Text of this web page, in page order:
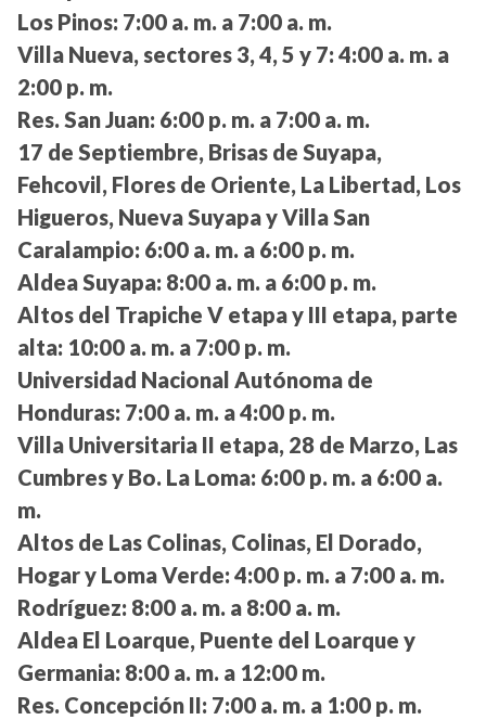
Los Pinos: 7:00 a. m. a 7:00 a. m.
Villa Nueva, sectores 3, 4, 5 y 7: 4:00 a. m. a
2:00 p. m.
Res. San Juan: 6:00 p. m. a 7:00 a. m.
17 de Septiembre, Brisas de Suyapa,
Fehcovil, Flores de Oriente, La Libertad, Los
Higueros, Nueva Suyapa y Villa San
Caralampio: 6:00 a. m. a 6:00 p. m.
Aldea Suyapa: 8:00 a. m. a 6:00 p. m.
Altos del Trapiche V etapa y III etapa, parte
alta: 10:00 a. m. a 7:00 p. m.
Universidad Nacional Autónoma de
Honduras: 7:00 a. m. a 4:00 p. m.
Villa Universitaria II etapa, 28 de Marzo, Las
Cumbres y Bo. La Loma: 6:00 p. m. a 6:00 a.
m.
Altos de Las Colinas, Colinas, El Dorado,
Hogar y Loma Verde: 4:00 p. m. a 7:00 a. m.
Rodríguez: 8:00 a. m. a 8:00 a. m.
Aldea El Loarque, Puente del Loarque y
Germania: 8:00 a. m. a 12:00 m.
Res. Concepción II: 7:00 a. m. a 1:00 p. m.